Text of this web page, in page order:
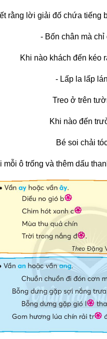
rằng lời giải đố chứa tiếng
- Bốn chân mà chỉ
Khi nào khách đến kéo
- Lấp la lấp
Treo ở trên
Khi nào đến
Bé soi chải
ô trống và thêm dấu